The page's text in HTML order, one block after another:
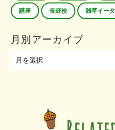
講座 長野校 雑草イー
月別アーカイブ